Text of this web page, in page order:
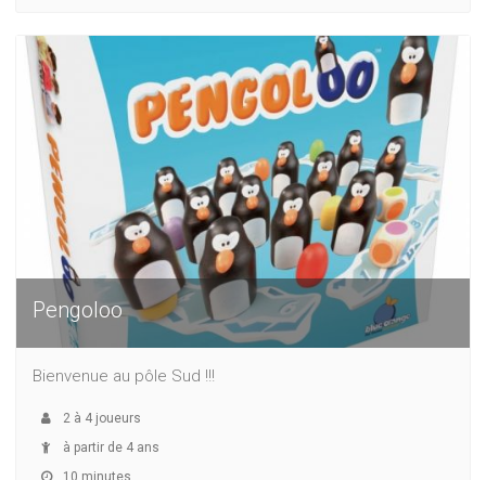
Pengoloo
Bienvenue au pôle Sud !!!
2 à 4 joueurs
à partir de 4 ans
10 minutes